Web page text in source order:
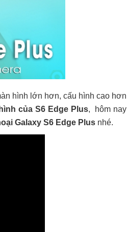
hình lớn hơn, cấu hình cao hơn
của S6 Edge Plus, hôm nay
Galaxy S6 Edge Plus nhé.